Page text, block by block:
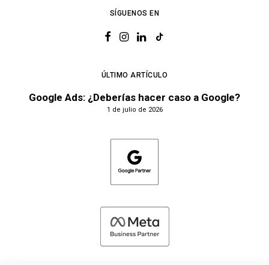
SÍGUENOS EN
ÚLTIMO ARTÍCULO
Google Ads: ¿Deberías hacer caso a Google?
1 de julio de 2026